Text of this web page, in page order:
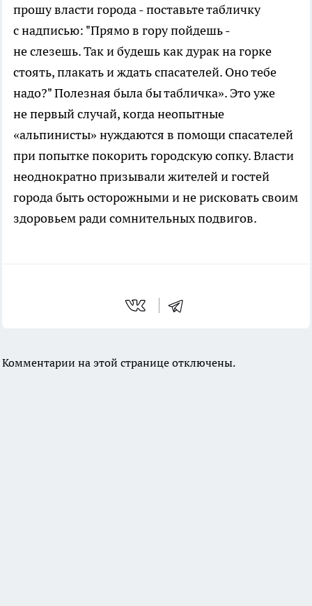
прошу власти города - поставьте табличку
с надписью: "Прямо в гору пойдешь -
не слезешь. Так и будешь как дурак на горке
стоять, плакать и ждать спасателей. Оно тебе
надо?" Полезная была бы табличка». Это уже
не первый случай, когда неопытные
«альпинисты» нуждаются в помощи спасателей
при попытке покорить городскую сопку. Власти
неоднократно призывали жителей и гостей
города быть осторожными и не рисковать своим
здоровьем ради сомнительных подвигов.
Комментарии на этой странице отключены.